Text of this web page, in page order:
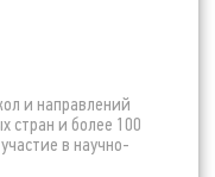
и направлений
стран и более 100
в научно-
симпозиума по